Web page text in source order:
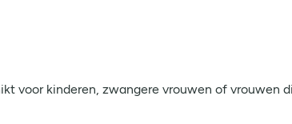
voor kinderen, zwangere vrouwen of vrouwen